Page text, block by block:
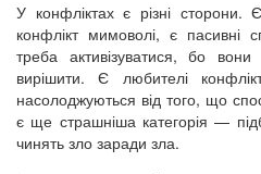
У конфліктах є різні сторони.
конфлікт мимоволі, є пасивні
треба активізуватися, бо
вирішити. Є любителі
насолоджуються від того, що
є ще страшніша категорія —
чинять зло заради зла.